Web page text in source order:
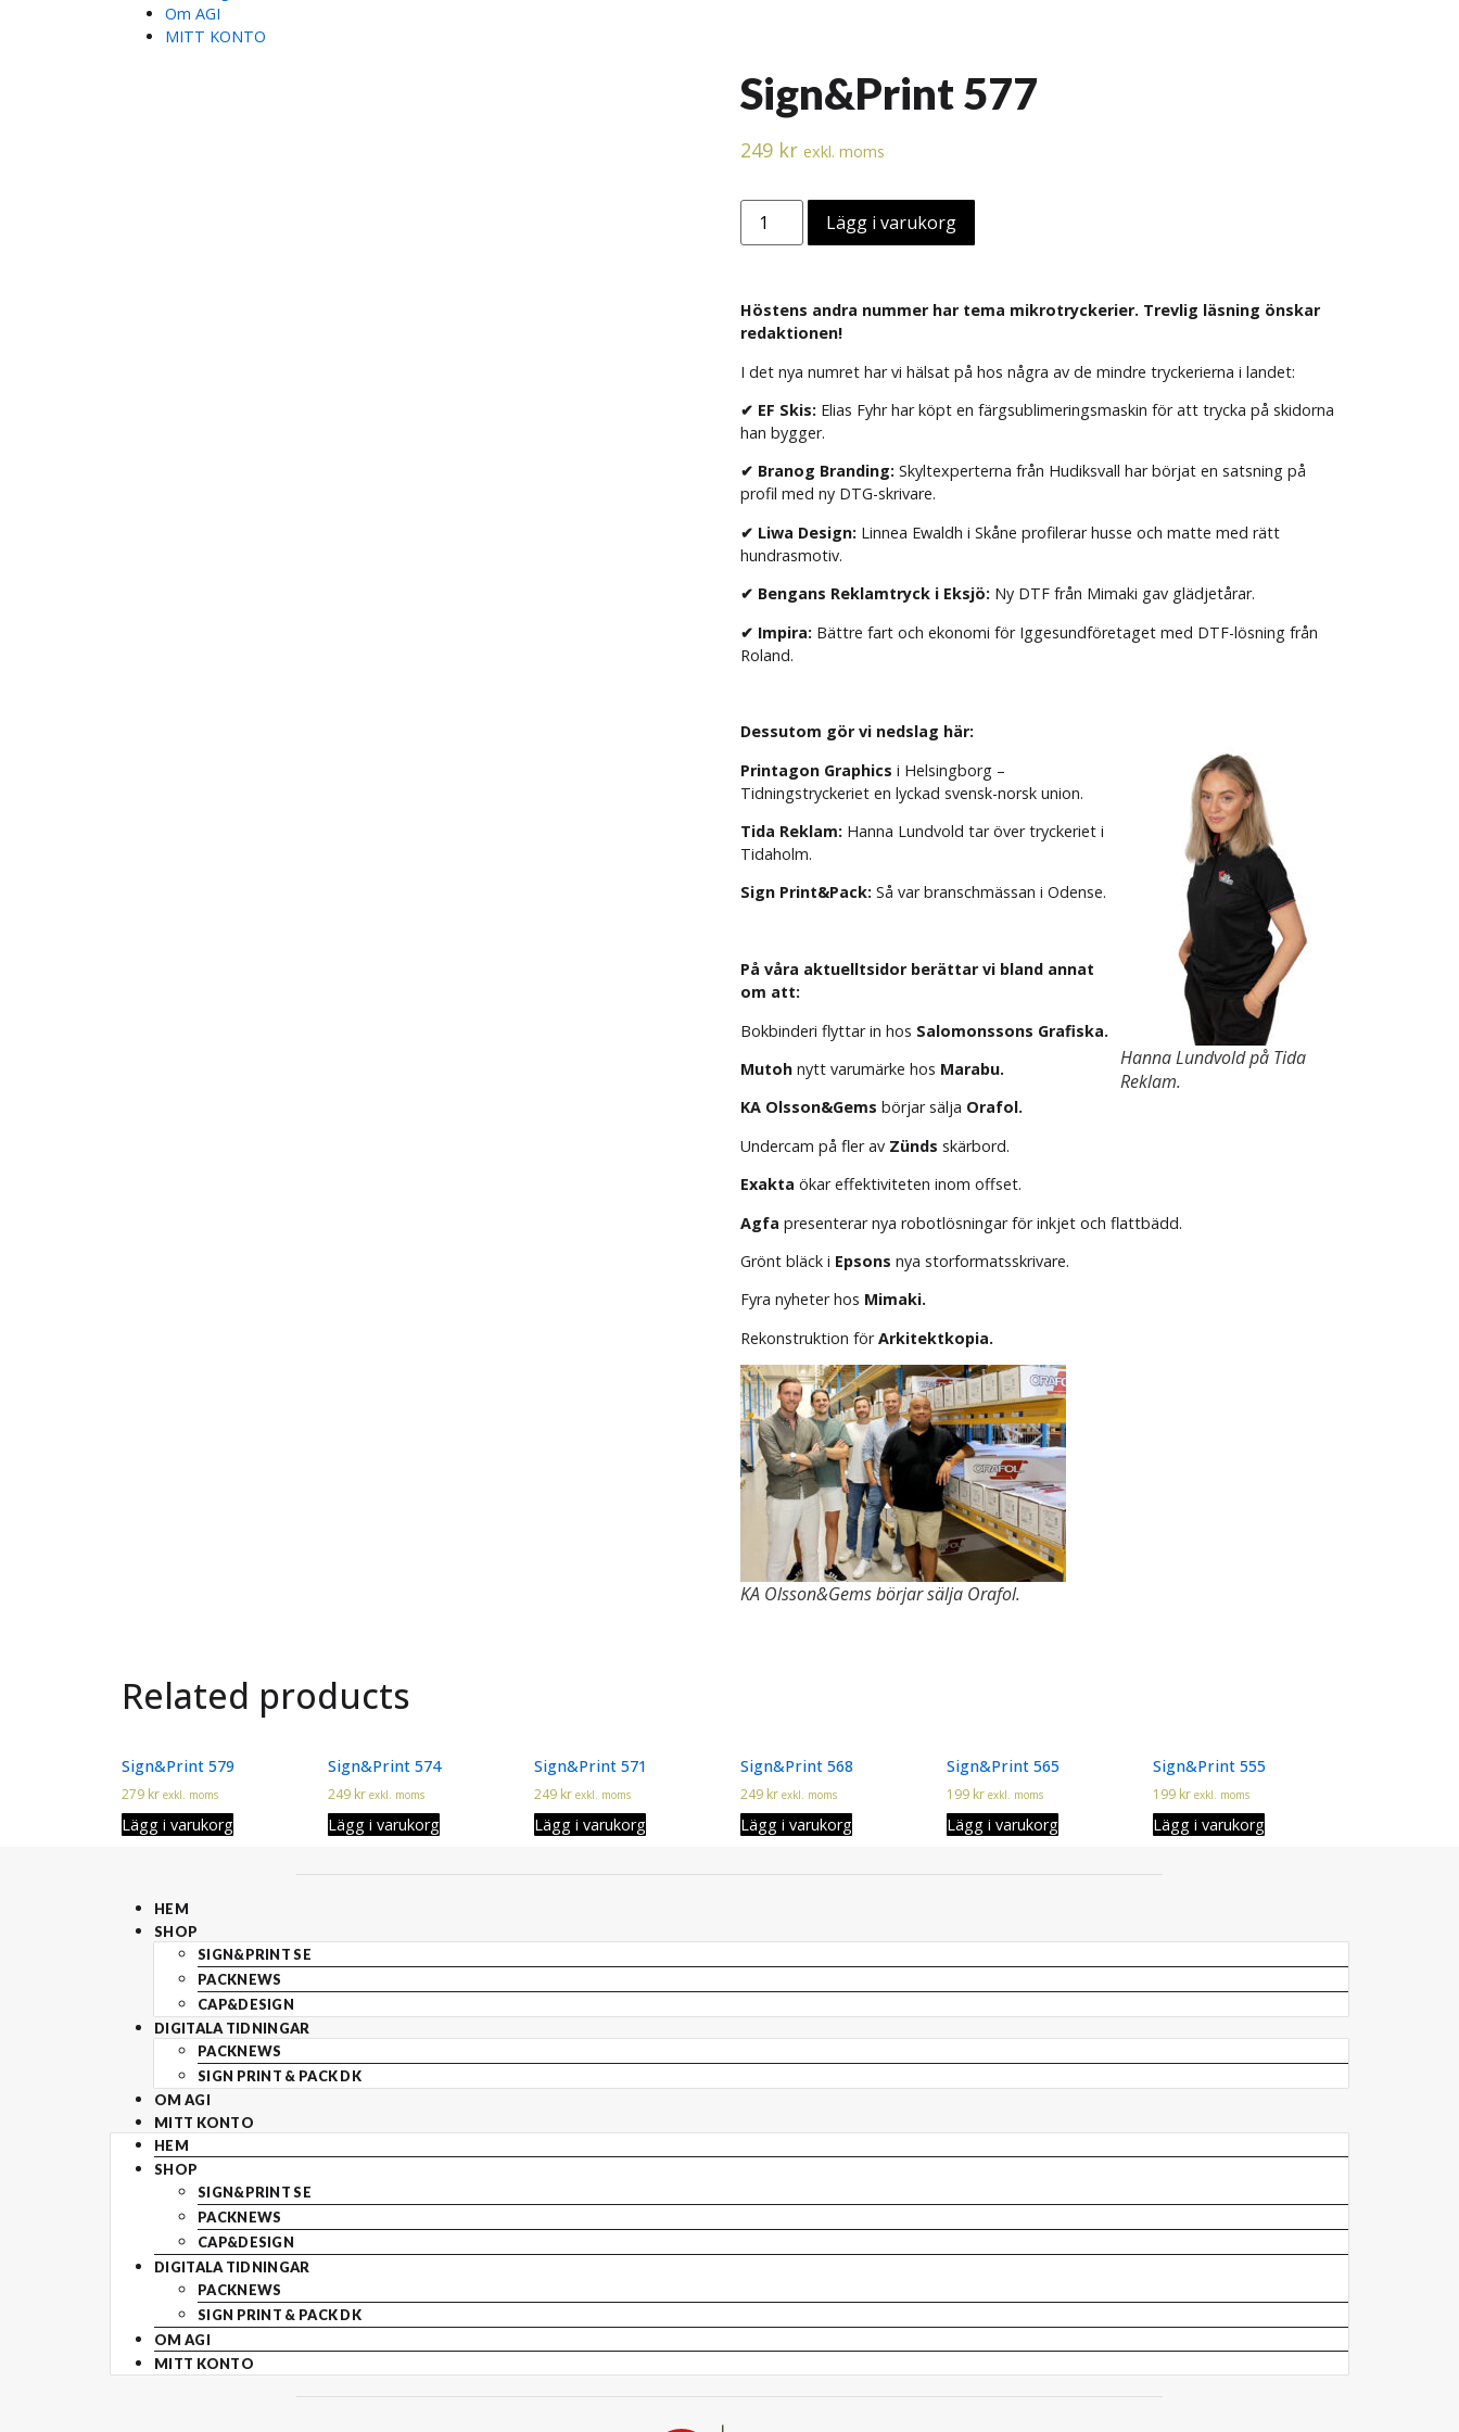
Om AGI
MITT KONTO
Sign&Print 577
249 kr exkl. moms
Lägg i varukorg
Höstens andra nummer har tema mikrotryckerier. Trevlig läsning önskar
redaktionen!
I det nya numret har vi hälsat på hos några av de mindre tryckerierna i landet:
✔ EF Skis: Elias Fyhr har köpt en färgsublimeringsmaskin för att trycka på skidorna
han bygger.
✔ Branog Branding: Skyltexperterna från Hudiksvall har börjat en satsning på
profil med ny DTG-skrivare.
✔ Liwa Design: Linnea Ewaldh i Skåne profilerar husse och matte med rätt
hundrasmotiv.
✔ Bengans Reklamtryck i Eksjö: Ny DTF från Mimaki gav glädjetårar.
✔ Impira: Bättre fart och ekonomi för Iggesundföretaget med DTF-lösning från
Roland.
Hanna Lundvold på Tida
Reklam.
Dessutom gör vi nedslag här:
Printagon Graphics i Helsingborg –
Tidningstryckeriet en lyckad svensk-norsk union.
Tida Reklam: Hanna Lundvold tar över tryckeriet i
Tidaholm.
Sign Print&Pack: Så var branschmässan i Odense.
På våra aktuelltsidor berättar vi bland annat
om att:
Bokbinderi flyttar in hos Salomonssons Grafiska.
Mutoh nytt varumärke hos Marabu.
KA Olsson&Gems börjar sälja Orafol.
Undercam på fler av Zünds skärbord.
Exakta ökar effektiviteten inom offset.
Agfa presenterar nya robotlösningar för inkjet och flattbädd.
Grönt bläck i Epsons nya storformatsskrivare.
Fyra nyheter hos Mimaki.
Rekonstruktion förArkitektkopia.
KA Olsson&Gems börjar sälja Orafol.
Related products
Sign&Print 579
279 kr exkl. moms
Lägg i varukorg
Sign&Print 574
249 kr exkl. moms
Lägg i varukorg
Sign&Print 571
249 kr exkl. moms
Lägg i varukorg
Sign&Print 568
249 kr exkl. moms
Lägg i varukorg
Sign&Print 565
199 kr exkl. moms
Lägg i varukorg
Sign&Print 555
199 kr exkl. moms
Lägg i varukorg
HEM
SHOP
SIGN&PRINT SE
PACKNEWS
CAP&DESIGN
DIGITALA TIDNINGAR
PACKNEWS
SIGN PRINT & PACK DK
OM AGI
MITT KONTO
HEM
SHOP
SIGN&PRINT SE
PACKNEWS
CAP&DESIGN
DIGITALA TIDNINGAR
PACKNEWS
SIGN PRINT & PACK DK
OM AGI
MITT KONTO